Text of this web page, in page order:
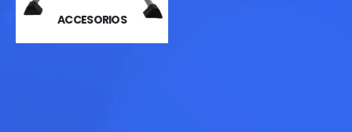
ACCESORIOS